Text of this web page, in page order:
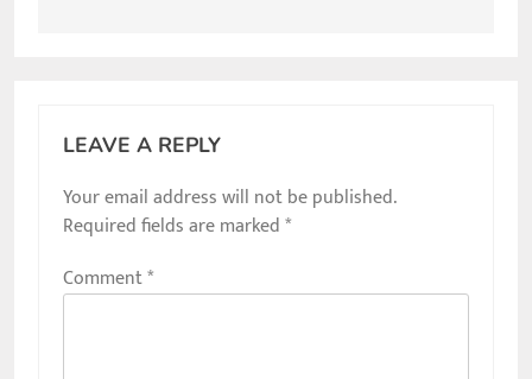
LEAVE A REPLY
Your email address will not be published.
Required fields are marked*
Comment*